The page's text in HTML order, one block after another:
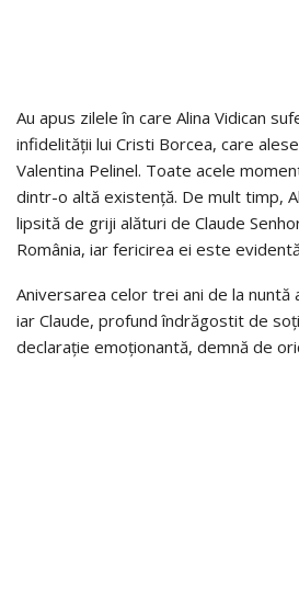
Au apus zilele în care Alina Vidican
infidelității lui Cristi Borcea, care
Valentina Pelinel. Toate acele
dintr-o altă existență. De mult timp,
lipsită de griji alături de Claude
România, iar fericirea ei este
Aniversarea celor trei ani de la nuntă
iar Claude, profund îndrăgostit de
declarație emoționantă, demnă de